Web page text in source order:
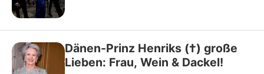
Dänen-Prinz Henriks (†) große
Lieben: Frau, Wein & Dackel!